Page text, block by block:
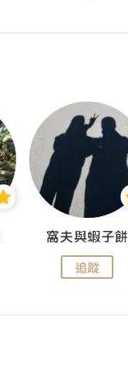
窩夫與蝦子餅
追蹤